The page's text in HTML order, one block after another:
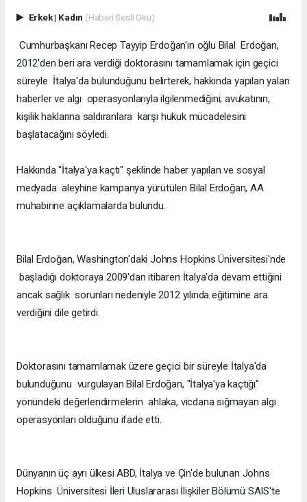
Erkek| Kadın (Haberi Sesli Oku)
Cumhurbaşkanı Recep Tayyip Erdoğan'ın oğlu Bilal Erdoğan,
2012'den beri ara verdiği doktorasını tamamlamak için geçici
süreyle İtalya'da bulunduğunu belirterek, hakkında yapılan yalan
haberler ve algı operasyonlarıyla ilgilenmediğini; avukatının,
kişilik haklarına saldıranlara karşı hukuk mücadelesini
başlatacağını söyledi.
Hakkında "İtalya'ya kaçtı" şeklinde haber yapılan ve sosyal
medyada aleyhine kampanya yürütülen Bilal Erdoğan, AA
muhabirine açıklamalarda bulundu.
Bilal Erdoğan, Washington'daki Johns Hopkins Üniversitesi'nde
başladığı doktoraya 2009'dan itibaren İtalya'da devam ettiğini
ancak sağlık sorunları nedeniyle 2012 yılında eğitimine ara
verdiğini dile getirdi.
Doktorasını tamamlamak üzere geçici bir süreyle İtalya'da
bulunduğunu vurgulayan Bilal Erdoğan, "İtalya'ya kaçtığı"
yönündeki değerlendirmelerin ahlaka, vicdana sığmayan algı
operasyonları olduğunu ifade etti.
Dünyanın üç ayrı ülkesi ABD, İtalya ve Çin'de bulunan Johns
Hopkins Üniversitesi İleri Uluslararası İlişkiler Bölümü SAIS'te